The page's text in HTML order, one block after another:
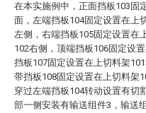
在本实施例中，正面挡板103固
面，左端挡板104固定设置在上
左侧，右端挡板105固定设置在
102右侧，顶端挡板106固定设
挡板107固定设置在上切料架
带挡板108固定设置在上切料架
穿过左端挡板104转动设置有切
部一侧安装有输送组件3，输送